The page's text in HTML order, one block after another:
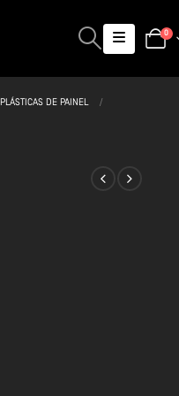
0
PLÁSTICAS DE PAINEL